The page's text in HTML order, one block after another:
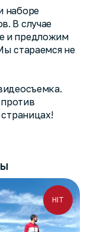
наборе
В случае
и предложим
стараемся не
HIT